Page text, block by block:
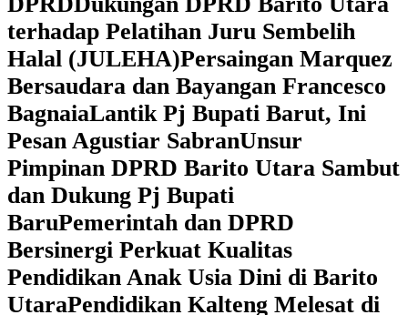
terhadap Pelatihan Juru Sembelih
Halal (JULEHA)Persaingan Marquez
Bersaudara dan Bayangan Francesco
BagnaiaLantik Pj Bupati Barut, Ini
Pesan Agustiar SabranUnsur
Pimpinan DPRD Barito Utara Sambut
dan Dukung Pj Bupati
BaruPemerintah dan DPRD
Bersinergi Perkuat Kualitas
Pendidikan Anak Usia Dini di Barito
Utara‎Pendidikan Kalteng Melesat di